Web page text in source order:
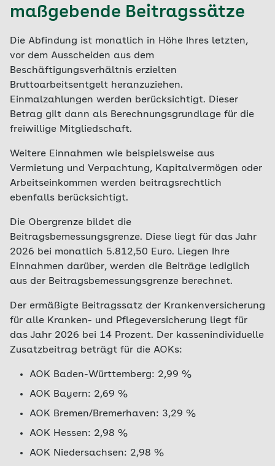
maßgebende Beitragssätze
Die Abfindung ist monatlich in Höhe Ihres letzten,
vor dem Ausscheiden aus dem
Beschäftigungsverhältnis erzielten
Bruttoarbeitsentgelt heranzuziehen.
Einmalzahlungen werden berücksichtigt. Dieser
Betrag gilt dann als Berechnungsgrundlage für die
freiwillige Mitgliedschaft.
Weitere Einnahmen wie beispielsweise aus
Vermietung und Verpachtung, Kapitalvermögen oder
Arbeitseinkommen werden beitragsrechtlich
ebenfalls berücksichtigt.
Die Obergrenze bildet die
Beitragsbemessungsgrenze. Diese liegt für das Jahr
2026 bei monatlich 5.812,50 Euro. Liegen Ihre
Einnahmen darüber, werden die Beiträge lediglich
aus der Beitragsbemessungsgrenze berechnet.
Der ermäßigte Beitragssatz der Krankenversicherung
für alle Kranken- und Pflegeversicherung liegt für
das Jahr 2026 bei 14 Prozent. Der kassenindividuelle
Zusatzbeitrag beträgt für die AOKs:
AOK Baden-Württemberg: 2,99 %
AOK Bayern: 2,69 %
AOK Bremen/Bremerhaven: 3,29 %
AOK Hessen: 2,98 %
AOK Niedersachsen: 2,98 %